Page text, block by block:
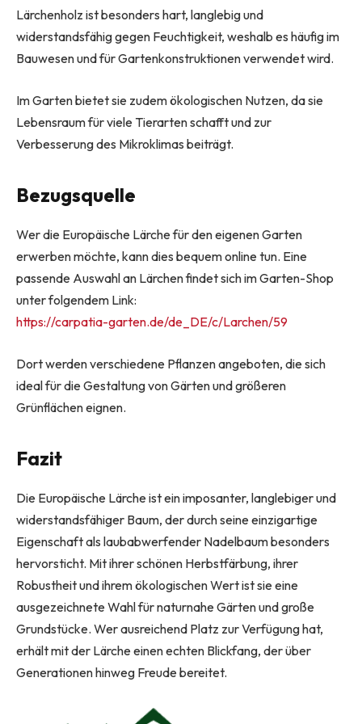
Lärchenholz ist besonders hart, langlebig und
widerstandsfähig gegen Feuchtigkeit, weshalb es häufig im
Bauwesen und für Gartenkonstruktionen verwendet wird.
Im Garten bietet sie zudem ökologischen Nutzen, da sie
Lebensraum für viele Tierarten schafft und zur
Verbesserung des Mikroklimas beiträgt.
Bezugsquelle
Wer die Europäische Lärche für den eigenen Garten
erwerben möchte, kann dies bequem online tun. Eine
passende Auswahl an Lärchen findet sich im Garten-Shop
unter folgendem Link:
https://carpatia-garten.de/de_DE/c/Larchen/59
Dort werden verschiedene Pflanzen angeboten, die sich
ideal für die Gestaltung von Gärten und größeren
Grünflächen eignen.
Fazit
Die Europäische Lärche ist ein imposanter, langlebiger und
widerstandsfähiger Baum, der durch seine einzigartige
Eigenschaft als laubabwerfender Nadelbaum besonders
hervorsticht. Mit ihrer schönen Herbstfärbung, ihrer
Robustheit und ihrem ökologischen Wert ist sie eine
ausgezeichnete Wahl für naturnahe Gärten und große
Grundstücke. Wer ausreichend Platz zur Verfügung hat,
erhält mit der Lärche einen echten Blickfang, der über
Generationen hinweg Freude bereitet.